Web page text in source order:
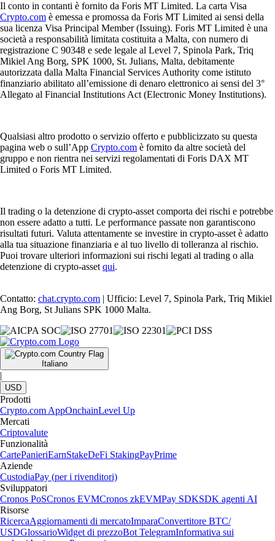
Il conto in contanti è fornito da Foris MT Limited. La carta Visa
Crypto.com è emessa e promossa da Foris MT Limited ai sensi della
sua licenza Visa Principal Member (Issuing). Foris MT Limited è una
società a responsabilità limitata costituita a Malta, con numero di
registrazione C 90348 e sede legale al Level 7, Spinola Park, Triq
Mikiel Ang Borg, SPK 1000, St. Julians, Malta, debitamente
autorizzata dalla Malta Financial Services Authority come istituto
finanziario abilitato all’emissione di denaro elettronico ai sensi del 3°
Allegato al Financial Institutions Act (Electronic Money Institutions).
Qualsiasi altro prodotto o servizio offerto e pubblicizzato su questa
pagina web o sull’App Crypto.com è fornito da altre società del
gruppo e non rientra nei servizi regolamentati di Foris DAX MT
Limited o Foris MT Limited.
Il trading o la detenzione di crypto-asset comporta dei rischi e potrebbe
non essere adatto a tutti. Le performance passate non garantiscono
risultati futuri. Valuta attentamente se investire in crypto-asset è adatto
alla tua situazione finanziaria e al tuo livello di tolleranza al rischio.
Puoi trovare ulteriori informazioni sui rischi legati al trading o alla
detenzione di crypto-asset qui.
Contatto: chat.crypto.com | Ufficio: Level 7, Spinola Park, Triq Mikiel
Ang Borg, St Julians SPK 1000 Malta.
Italiano
|
USD
Prodotti
Crypto.com AppOnchainLevel Up
Mercati
Criptovalute
Funzionalità
CartePanieriEarnStakeDeFi StakingPayPrime
Aziende
CustodiaPay (per i rivenditori)
Sviluppatori
Cronos PoSCronos EVMCronos zkEVMPay SDKSDK agenti AI
Risorse
RicercaAggiornamenti di mercatoImparaConvertitore BTC/
USDGlossarioWidget di prezzoBot TelegramInformativa sui